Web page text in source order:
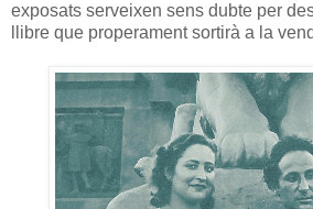
exposats serveixen sens dubte per
llibre que properament sortirà a la